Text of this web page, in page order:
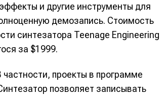
и другие инструменты для
демозапись. Стоимость
синтезатора Teenage Engineering
за $1999.
проекты в программе
позволяет записывать